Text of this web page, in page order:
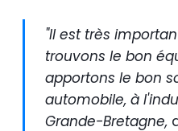
"Il est très
trouvons le bon
apportons le bon
automobile, à
Grande-Bretagne,